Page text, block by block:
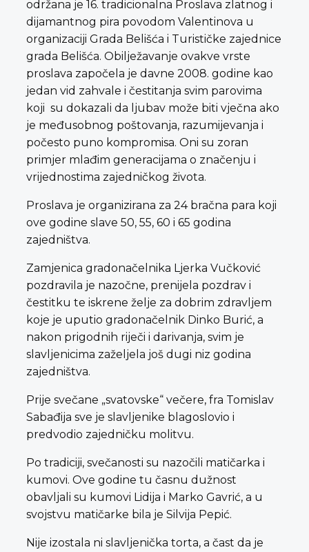
održana je 16. tradicionalna Proslava zlatnog i
dijamantnog pira povodom Valentinova u
organizaciji Grada Belišća i Turističke zajednice
grada Belišća. Obilježavanje ovakve vrste
proslava započela je davne 2008. godine kao
jedan vid zahvale i čestitanja svim parovima
koji su dokazali da ljubav može biti vječna ako
je međusobnog poštovanja, razumijevanja i
počesto puno kompromisa. Oni su zoran
primjer mlađim generacijama o značenju i
vrijednostima zajedničkog života.
Proslava je organizirana za 24 bračna para koji
ove godine slave 50, 55, 60 i 65 godina
zajedništva.
Zamjenica gradonačelnika Ljerka Vučković
pozdravila je nazočne, prenijela pozdrav i
čestitku te iskrene želje za dobrim zdravljem
koje je uputio gradonačelnik Dinko Burić, a
nakon prigodnih riječi i darivanja, svim je
slavljenicima zaželjela još dugi niz godina
zajedništva.
Prije svečane „svatovske“ večere, fra Tomislav
Sabađija sve je slavljenike blagoslovio i
predvodio zajedničku molitvu.
Po tradiciji, svečanosti su nazočili matičarka i
kumovi. Ove godine tu časnu dužnost
obavljali su kumovi Lidija i Marko Gavrić, a u
svojstvu matičarke bila je Silvija Pepić.
Nije izostala ni slavljenička torta, a čast da je